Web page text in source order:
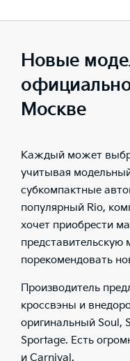
Новые
Москве
Каждый может
учитывая
субкомпактные
популярный Rio,
хочет приобрести
представительскую
порекомендовать
Производитель
кроссвэны и
оригинальный Soul,
Sportage. Есть
и Carnival.